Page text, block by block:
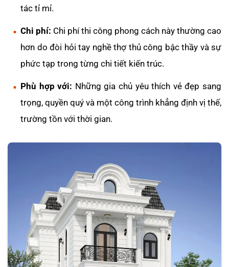
tác tỉ mỉ.
Chi phí: Chi phí thi công phong cách này thường cao
hơn do đòi hỏi tay nghề thợ thủ công bậc thầy và sự
phức tạp trong từng chi tiết kiến trúc.
Phù hợp với: Những gia chủ yêu thích vẻ đẹp sang
trọng, quyền quý và một công trình khẳng định vị thế,
trường tồn với thời gian.